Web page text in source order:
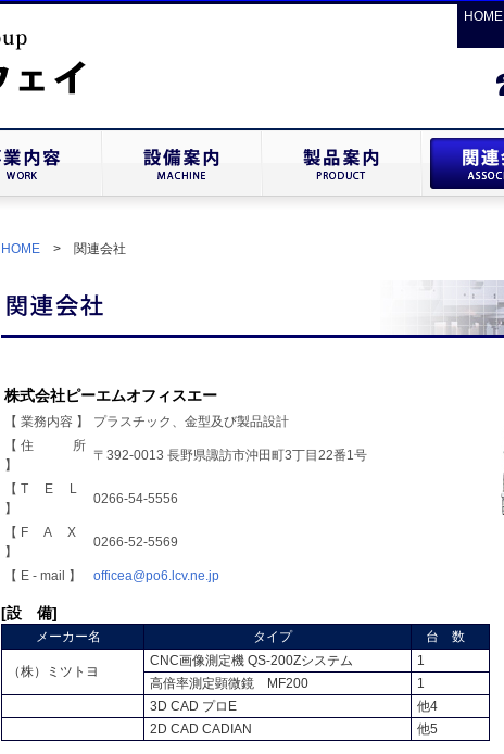
HOME
HOME > 関連会社
株式会社ピーエムオフィスエー
【 業務内容 】
プラスチック、金型及び製品設計
【 住 所
】
〒392-0013 長野県諏訪市沖田町3丁目22番1号
【 T E L
】
0266-54-5556
【 F A X
】
0266-52-5569
【 E - mail 】 officea@po6.lcv.ne.jp
[設 備]
メーカー名 タイプ 台 数
（株）ミツトヨ
CNC画像測定機 QS-200Zシステム
1
高倍率測定顕微鏡 MF200
1
3D CAD プロE
他4
2D CAD CADIAN
他5